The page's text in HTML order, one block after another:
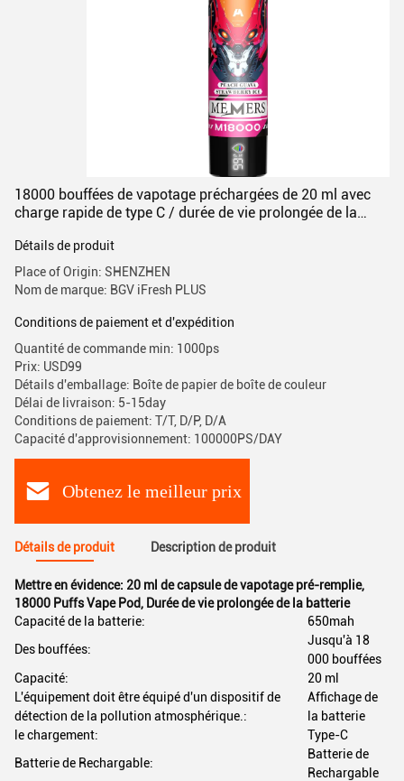
18000 bouffées de vapotage préchargées de 20 ml avec
charge rapide de type C / durée de vie prolongée de la
Détails de produit
Place of Origin: SHENZHEN
Nom de marque: BGV iFresh PLUS
Conditions de paiement et d'expédition
Quantité de commande min: 1000ps
Prix: USD99
Détails d'emballage: Boîte de papier de boîte de couleur
Délai de livraison: 5-15day
Conditions de paiement: T/T, D/P, D/A
Capacité d'approvisionnement: 100000PS/DAY
Obtenez le meilleur prix
Détails de produit Description de produit
Mettre en évidence: 20 ml de capsule de vapotage pré-remplie,
18000 Puffs Vape Pod, Durée de vie prolongée de la batterie
Capacité de la batterie:
650mah
Des bouffées:
Jusqu'à 18
000 bouffées
Capacité:
20 ml
L'équipement doit être équipé d'un dispositif de
détection de la pollution atmosphérique.:
Affichage de
la batterie
le chargement:
Type-C
Batterie de Rechargable:
Batterie de
Rechargable